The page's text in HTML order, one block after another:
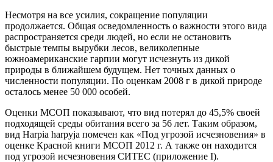
Несмотря на все усилия, сокращение популяции
продолжается. Общая осведомленность о важности этого вида
распространяется среди людей, но если не остановить
быстрые темпы вырубки лесов, великолепные
южноамериканские гарпии могут исчезнуть из дикой
природы в ближайшем будущем. Нет точных данных о
численности популяции. По оценкам 2008 г в дикой природе
осталось менее 50 000 особей.
Оценки МСОП показывают, что вид потерял до 45,5% своей
подходящей среды обитания всего за 56 лет. Таким образом,
вид Harpia harpyja помечен как «Под угрозой исчезновения» в
оценке Красной книги МСОП 2012 г. А также он находится
под угрозой исчезновения СИТЕС (приложение I).